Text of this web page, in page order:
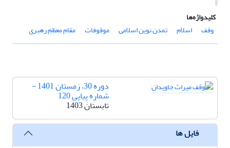
کلیدواژه‌ها
وقف
اسلام تمدن نوین اسلامی موقوفات مقام معظم رهبری
دوره 30، زمستان 1401 -
شماره پیاپی 120
تابستان 1403
فایل ها